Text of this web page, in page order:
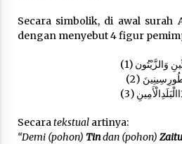
Takut Mati
Said Muniruddin
3 months ago
Secara simbolik, di awal surah
dengan menyebut 4 figur
وَالزَّيْتُون
وَطُورِسِينِينَ
Secaratekstualartinya:
“Demi (pohon) Tindan (pohon)